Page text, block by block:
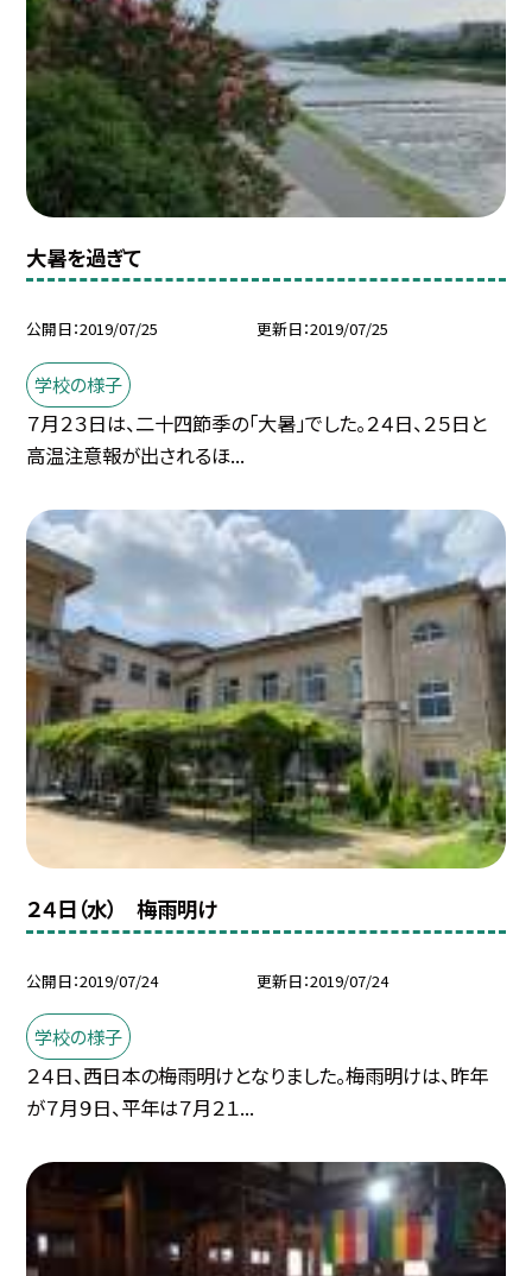
大暑を過ぎて
公開日 2019/07/25 更新日 2019/07/25
学校の様子
７月２３日は、二十四節季の「大暑」でした。２４日、２５日と
高温注意報が出されるほ...
２４日（水） 梅雨明け
公開日 2019/07/24 更新日 2019/07/24
学校の様子
２４日、西日本の梅雨明けとなりました。梅雨明けは、昨年
が７月９日、平年は７月２１...